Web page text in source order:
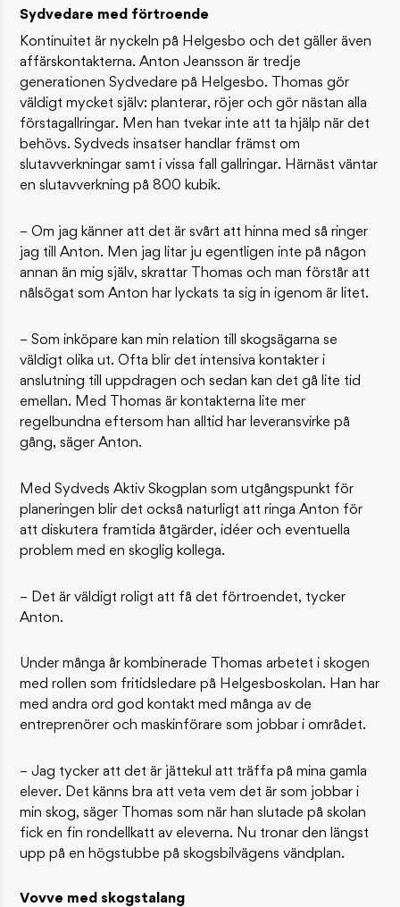
Sydvedare med förtroende
Kontinuitet är nyckeln på Helgesbo och det gäller även
affärskontakterna. Anton Jeansson är tredje
generationen Sydvedare på Helgesbo. Thomas gör
väldigt mycket själv: planterar, röjer och gör nästan alla
förstagallringar. Men han tvekar inte att ta hjälp när det
behövs. Sydveds insatser handlar främst om
slutavverkningar samt i vissa fall gallringar. Härnäst väntar
en slutavverkning på 800 kubik.
– Om jag känner att det är svårt att hinna med så ringer
jag till Anton. Men jag litar ju egentligen inte på någon
annan än mig själv, skrattar Thomas och man förstår att
nålsögat som Anton har lyckats ta sig in igenom är litet.
– Som inköpare kan min relation till skogsägarna se
väldigt olika ut. Ofta blir det intensiva kontakter i
anslutning till uppdragen och sedan kan det gå lite tid
emellan. Med Thomas är kontakterna lite mer
regelbundna eftersom han alltid har leveransvirke på
gång, säger Anton.
Med Sydveds Aktiv Skogplan som utgångspunkt för
planeringen blir det också naturligt att ringa Anton för
att diskutera framtida åtgärder, idéer och eventuella
problem med en skoglig kollega.
– Det är väldigt roligt att få det förtroendet, tycker
Anton.
Under många år kombinerade Thomas arbetet i skogen
med rollen som fritidsledare på Helgesboskolan. Han har
med andra ord god kontakt med många av de
entreprenörer och maskinförare som jobbar i området.
– Jag tycker att det är jättekul att träffa på mina gamla
elever. Det känns bra att veta vem det är som jobbar i
min skog, säger Thomas som när han slutade på skolan
fick en fin rondellkatt av eleverna. Nu tronar den längst
upp på en högstubbe på skogsbilvägens vändplan.
Vovve med skogstalang